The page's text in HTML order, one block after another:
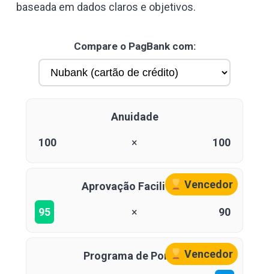
baseada em dados claros e objetivos.
Compare o PagBank com:
Anuidade
100 × 100
Vencedor
Aprovação Facilitada
95 × 90
Vencedor
Programa de Pontos